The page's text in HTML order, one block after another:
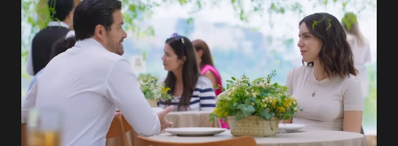
ama, o que não é fácil, já que dedica todas as suas energias a
se aprimorar, trabalhando, estudando e se orgulhando de
ser a primeira mulher da família a ingressar na
universidade. Ela tem uma personalidade muito alegre, é
muito madura para a idade, determinada, criativa e
empática. Detesta injustiças e é uma ótima amiga. Pode ser